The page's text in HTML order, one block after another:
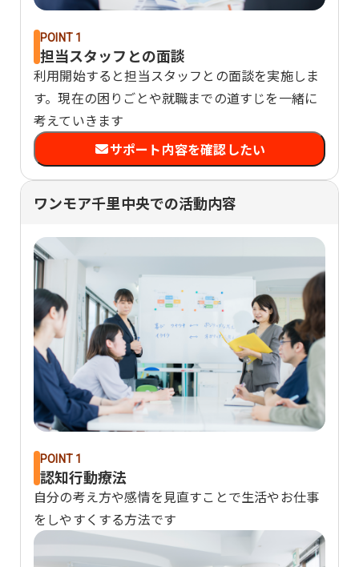
POINT 1
担当スタッフとの面談
利用開始すると担当スタッフとの面談を実施しま
す。現在の困りごとや就職までの道すじを一緒に
考えていきます
サポート内容を確認したい
ワンモア千里中央での活動内容
POINT 1
認知行動療法
自分の考え方や感情を見直すことで生活やお仕事
をしやすくする方法です